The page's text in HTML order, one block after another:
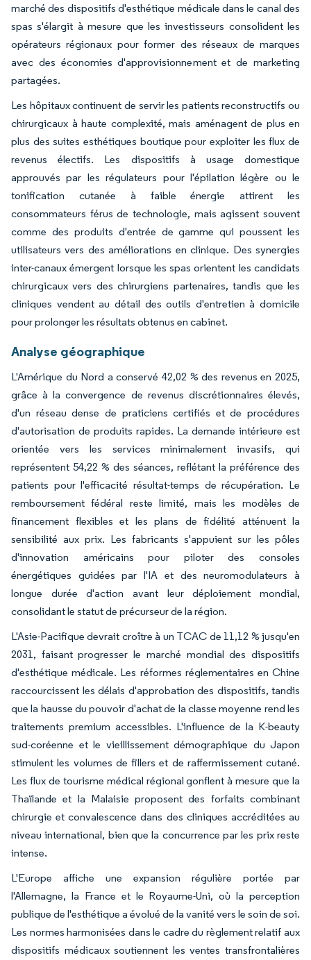
marché des dispositifs d'esthétique médicale dans le canal des
spas s'élargit à mesure que les investisseurs consolident les
opérateurs régionaux pour former des réseaux de marques
avec des économies d'approvisionnement et de marketing
partagées.
Les hôpitaux continuent de servir les patients reconstructifs ou
chirurgicaux à haute complexité, mais aménagent de plus en
plus des suites esthétiques boutique pour exploiter les flux de
revenus électifs. Les dispositifs à usage domestique
approuvés par les régulateurs pour l'épilation légère ou le
tonification cutanée à faible énergie attirent les
consommateurs férus de technologie, mais agissent souvent
comme des produits d'entrée de gamme qui poussent les
utilisateurs vers des améliorations en clinique. Des synergies
inter-canaux émergent lorsque les spas orientent les candidats
chirurgicaux vers des chirurgiens partenaires, tandis que les
cliniques vendent au détail des outils d'entretien à domicile
pour prolonger les résultats obtenus en cabinet.
Analyse géographique
L'Amérique du Nord a conservé 42,02 % des revenus en 2025,
grâce à la convergence de revenus discrétionnaires élevés,
d'un réseau dense de praticiens certifiés et de procédures
d'autorisation de produits rapides. La demande intérieure est
orientée vers les services minimalement invasifs, qui
représentent 54,22 % des séances, reflétant la préférence des
patients pour l'efficacité résultat-temps de récupération. Le
remboursement fédéral reste limité, mais les modèles de
financement flexibles et les plans de fidélité atténuent la
sensibilité aux prix. Les fabricants s'appuient sur les pôles
d'innovation américains pour piloter des consoles
énergétiques guidées par l'IA et des neuromodulateurs à
longue durée d'action avant leur déploiement mondial,
consolidant le statut de précurseur de la région.
L'Asie-Pacifique devrait croître à un TCAC de 11,12 % jusqu'en
2031, faisant progresser le marché mondial des dispositifs
d'esthétique médicale. Les réformes réglementaires en Chine
raccourcissent les délais d'approbation des dispositifs, tandis
que la hausse du pouvoir d'achat de la classe moyenne rend les
traitements premium accessibles. L'influence de la K-beauty
sud-coréenne et le vieillissement démographique du Japon
stimulent les volumes de fillers et de raffermissement cutané.
Les flux de tourisme médical régional gonflent à mesure que la
Thaïlande et la Malaisie proposent des forfaits combinant
chirurgie et convalescence dans des cliniques accréditées au
niveau international, bien que la concurrence par les prix reste
intense.
L'Europe affiche une expansion régulière portée par
l'Allemagne, la France et le Royaume-Uni, où la perception
publique de l'esthétique a évolué de la vanité vers le soin de soi.
Les normes harmonisées dans le cadre du règlement relatif aux
dispositifs médicaux soutiennent les ventes transfrontalières